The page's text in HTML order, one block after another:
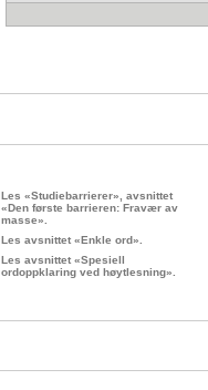
Les «Studiebarrierer», avsnittet
«Den første barrieren: Fravær av
masse».
Les avsnittet «Enkle ord».
Les avsnittet «Spesiell
ordoppklaring ved høytlesning».